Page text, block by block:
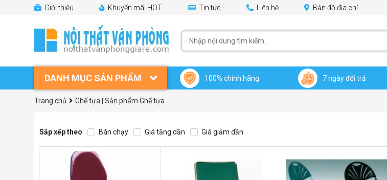
Giới thiệu Khuyến mãi HOT Tin tức Liên hệ Bản đồ địa chỉ
DANH MỤC SẢN PHẨM 100% chính hãng 7 ngày đổi trả
Trang chủ Ghế tựa | Sản phẩm Ghế tựa
Sắp xếp theo Bán chạy Giá tăng dần Giá giảm dần